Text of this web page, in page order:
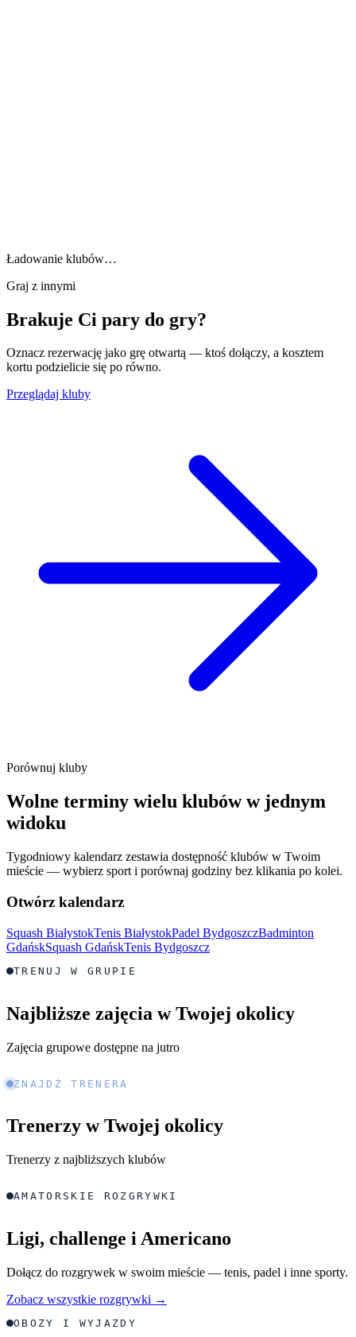
Ładowanie klubów…
Graj z innymi
Brakuje Ci pary do gry?
Oznacz rezerwację jako grę otwartą — ktoś dołączy, a kosztem
kortu podzielicie się po równo.
Przeglądaj kluby
Porównuj kluby
Wolne terminy wielu klubów w jednym
widoku
Tygodniowy kalendarz zestawia dostępność klubów w Twoim
mieście — wybierz sport i porównaj godziny bez klikania po kolei.
Otwórz kalendarz
Squash BiałystokTenis BiałystokPadel BydgoszczBadminton
GdańskSquash GdańskTenis Bydgoszcz
TRENUJ W GRUPIE
Najbliższe zajęcia w Twojej okolicy
Zajęcia grupowe dostępne na jutro
ZNAJDŹ TRENERA
Trenerzy w Twojej okolicy
Trenerzy z najbliższych klubów
AMATORSKIE ROZGRYWKI
Ligi, challenge i Americano
Dołącz do rozgrywek w swoim mieście — tenis, padel i inne sporty.
Zobacz wszystkie rozgrywki →
OBOZY I WYJAZDY